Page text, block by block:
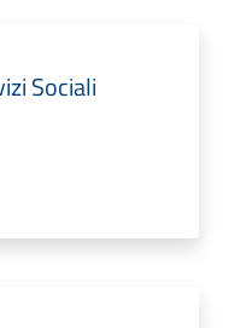
Sociali